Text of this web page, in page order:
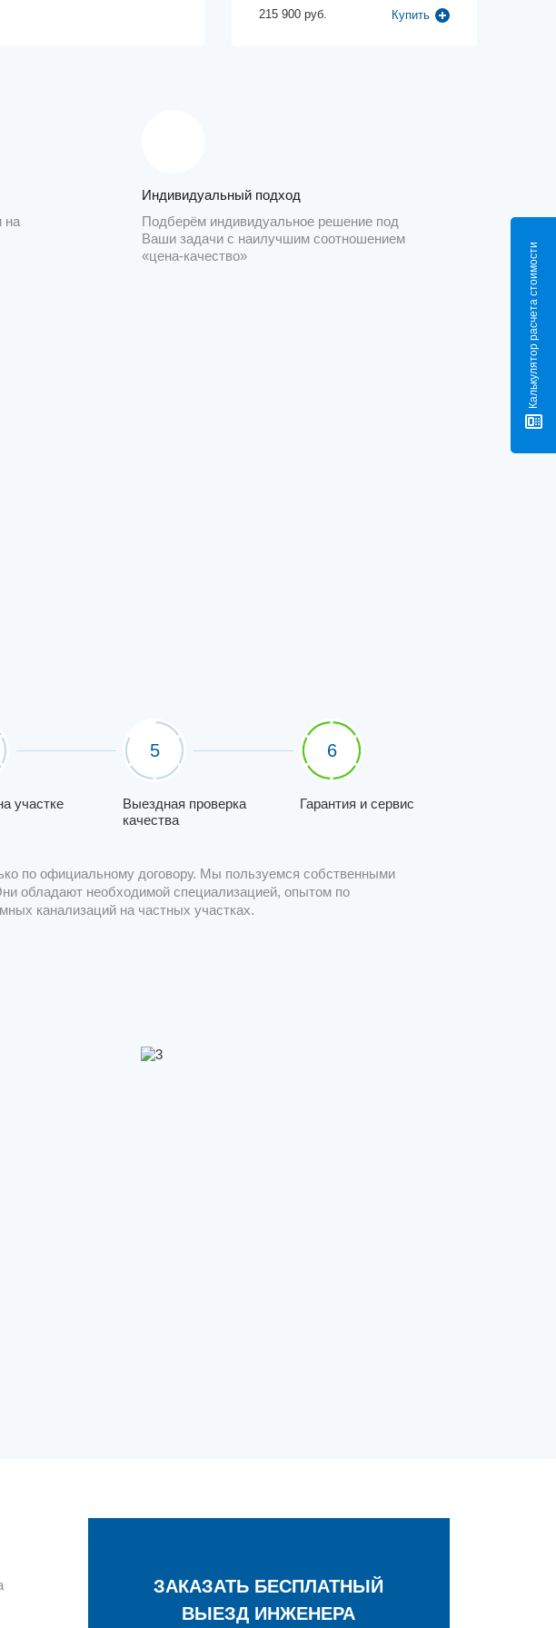
Калькулятор расчета стоимости
215 900 руб. Купить
на
Индивидуальный подход
Подберём индивидуальное решение под
Ваши задачи с наилучшим соотношением
«цена-качество»
участке
5
Выездная проверка
качества
6
Гарантия и сервис
по официальному договору. Мы пользуемся собственными
обладают необходимой специализацией, опытом по
канализаций на частных участках.
ЗАКАЗАТЬ БЕСПЛАТНЫЙ
ВЫЕЗД ИНЖЕНЕРА